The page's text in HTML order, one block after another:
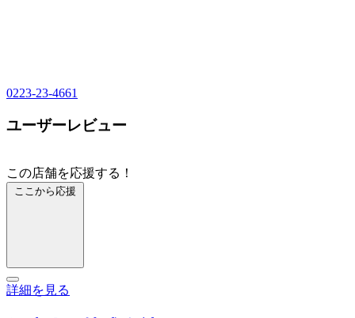
0223-23-4661
ユーザーレビュー
この店舗を応援する！
ここから応援
詳細を見る